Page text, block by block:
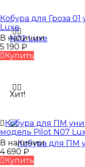
Кобура для Гроза
Luxe
В наличии
5 190 ₽
Купить
Хит!
Кобура для ПМ
модель Pilot N07
В наличии
4 690 ₽
Купить